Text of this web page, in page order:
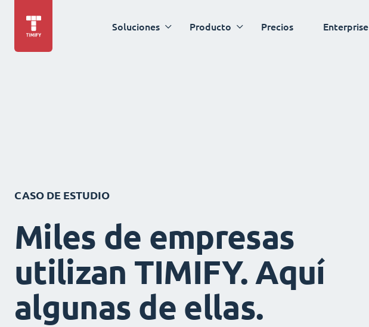
Soluciones Producto Precios Enterprise
CASO DE ESTUDIO
Miles de empresas
utilizan TIMIFY. Aquí
algunas de ellas.